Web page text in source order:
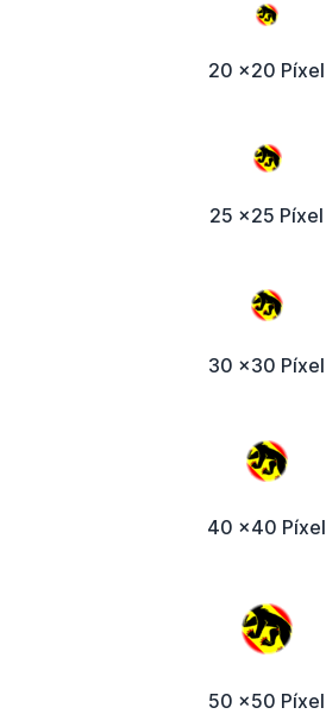
20 x20 Píxel
25 x25 Píxel
30 x30 Píxel
40 x40 Píxel
50 x50 Píxel